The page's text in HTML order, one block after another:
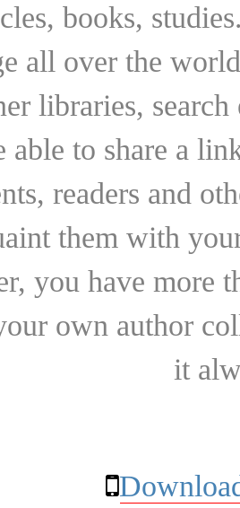
books,
all over the
libraries,
able to share a
readers and
them with
you have more
own author
it